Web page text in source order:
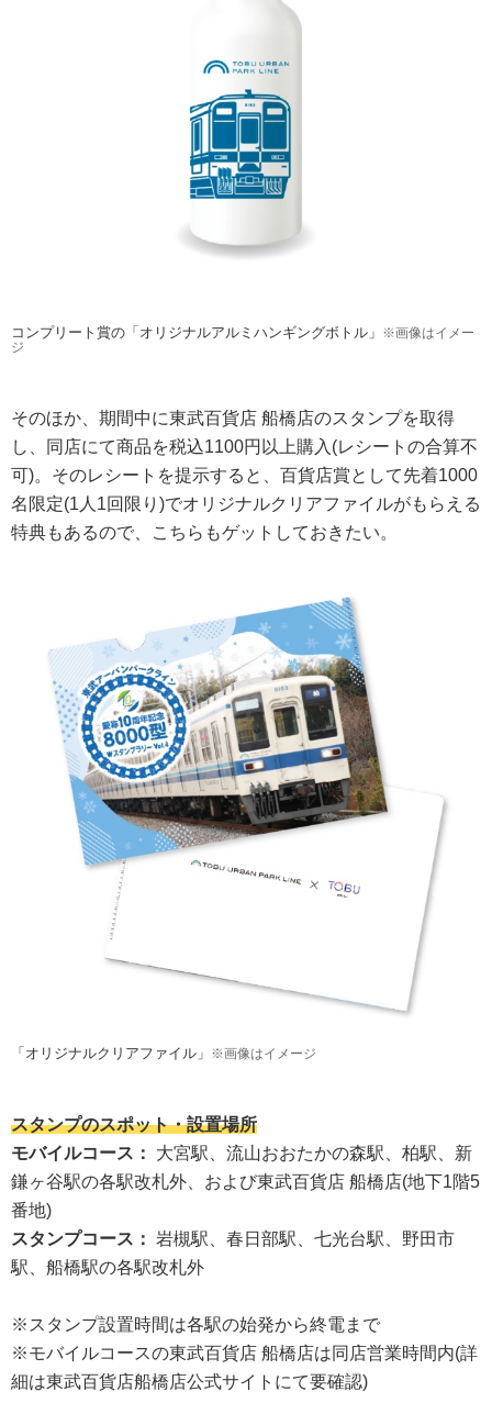
コンプリート賞の「オリジナルアルミハンギングボトル」 ※画像はイメー
ジ
そのほか、期間中に東武百貨店 船橋店のスタンプを取得
し、同店にて商品を税込1100円以上購入(レシートの合算不
可)。そのレシートを提示すると、百貨店賞として先着1000
名限定(1人1回限り)でオリジナルクリアファイルがもらえる
特典もあるので、こちらもゲットしておきたい。
「オリジナルクリアファイル」 ※画像はイメージ
スタンプのスポット・設置場所
モバイルコース：
大宮駅、流山おおたかの森駅、柏駅、新
鎌ヶ谷駅の各駅改札外、および東武百貨店 船橋店(地下1階5
番地)
スタンプコース： 岩槻駅、春日部駅、七光台駅、野田市
駅、船橋駅の各駅改札外
※スタンプ設置時間は各駅の始発から終電まで
※モバイルコースの東武百貨店 船橋店は同店営業時間内(詳
細は東武百貨店船橋店公式サイトにて要確認)